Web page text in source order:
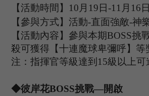
【活動時間】 10 月 19 日-11 月 16 日
【參與方式】 活動-直面強敵-神
【活動內容】參與本期BOSS挑
殺可獲得【十連魔球卑彌呼】等
注：指揮官等級達到 15級以上可
◆彼岸花BOSS挑戰—開啟